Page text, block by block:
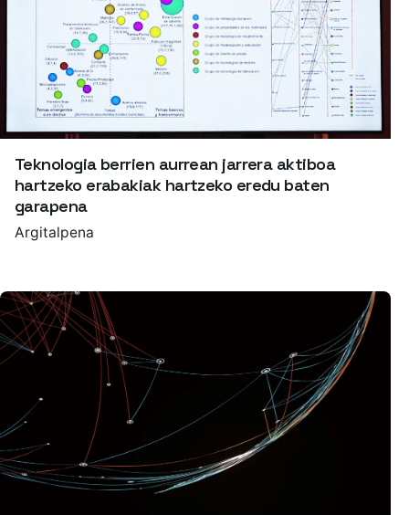
Teknologia berrien aurrean jarrera aktiboa
hartzeko erabakiak hartzeko eredu baten
garapena
Argitalpena